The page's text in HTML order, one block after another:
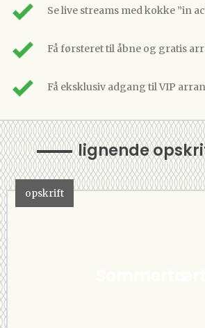
Se live streams med kokke ”in
Få førsteret til åbne og gratis
Få eksklusiv adgang til VIP
lignende
opskrift